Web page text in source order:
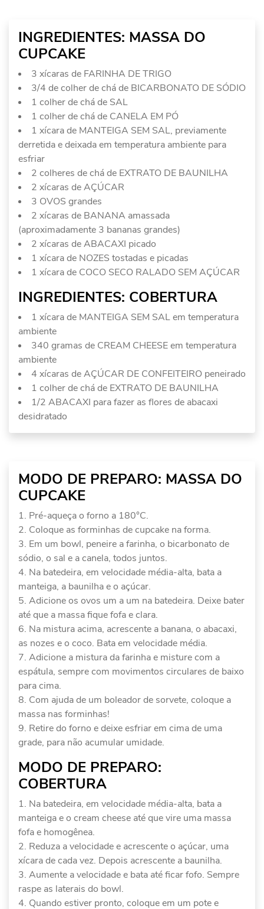
INGREDIENTES: MASSA DO
CUPCAKE
3 xícaras de FARINHA DE TRIGO
3/4 de colher de chá de BICARBONATO DE SÓDIO
1 colher de chá de SAL
1 colher de chá de CANELA EM PÓ
1 xícara de MANTEIGA SEM SAL, previamente
derretida e deixada em temperatura ambiente para
esfriar
2 colheres de chá de EXTRATO DE BAUNILHA
2 xícaras de AÇÚCAR
3 OVOS grandes
2 xícaras de BANANA amassada
(aproximadamente 3 bananas grandes)
2 xícaras de ABACAXI picado
1 xícara de NOZES tostadas e picadas
1 xícara de COCO SECO RALADO SEM AÇÚCAR
INGREDIENTES: COBERTURA
1 xícara de MANTEIGA SEM SAL em temperatura
ambiente
340 gramas de CREAM CHEESE em temperatura
ambiente
4 xícaras de AÇÚCAR DE CONFEITEIRO peneirado
1 colher de chá de EXTRATO DE BAUNILHA
1/2 ABACAXI para fazer as flores de abacaxi
desidratado
MODO DE PREPARO: MASSA DO
CUPCAKE
Pré-aqueça o forno a 180°C.
Coloque as forminhas de cupcake na forma.
Em um bowl, peneire a farinha, o bicarbonato de
sódio, o sal e a canela, todos juntos.
Na batedeira, em velocidade média-alta, bata a
manteiga, a baunilha e o açúcar.
Adicione os ovos um a um na batedeira. Deixe bater
até que a massa fique fofa e clara.
Na mistura acima, acrescente a banana, o abacaxi,
as nozes e o coco. Bata em velocidade média.
Adicione a mistura da farinha e misture com a
espátula, sempre com movimentos circulares de baixo
para cima.
Com ajuda de um boleador de sorvete, coloque a
massa nas forminhas!
Retire do forno e deixe esfriar em cima de uma
grade, para não acumular umidade.
MODO DE PREPARO:
COBERTURA
Na batedeira, em velocidade média-alta, bata a
manteiga e o cream cheese até que vire uma massa
fofa e homogênea.
Reduza a velocidade e acrescente o açúcar, uma
xícara de cada vez. Depois acrescente a baunilha.
Aumente a velocidade e bata até ficar fofo. Sempre
raspe as laterais do bowl.
Quando estiver pronto, coloque em um pote e